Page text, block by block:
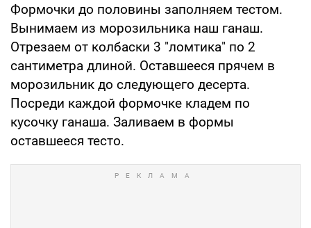
Формочки до половины заполняем тестом.
Вынимаем из морозильника наш ганаш.
Отрезаем от колбаски 3 "ломтика" по 2
сантиметра длиной. Оставшееся прячем в
морозильник до следующего десерта.
Посреди каждой формочке кладем по
кусочку ганаша. Заливаем в формы
оставшееся тесто.